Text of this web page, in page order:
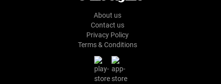
About us
Contact us
Privacy Policy
Terms & Conditions